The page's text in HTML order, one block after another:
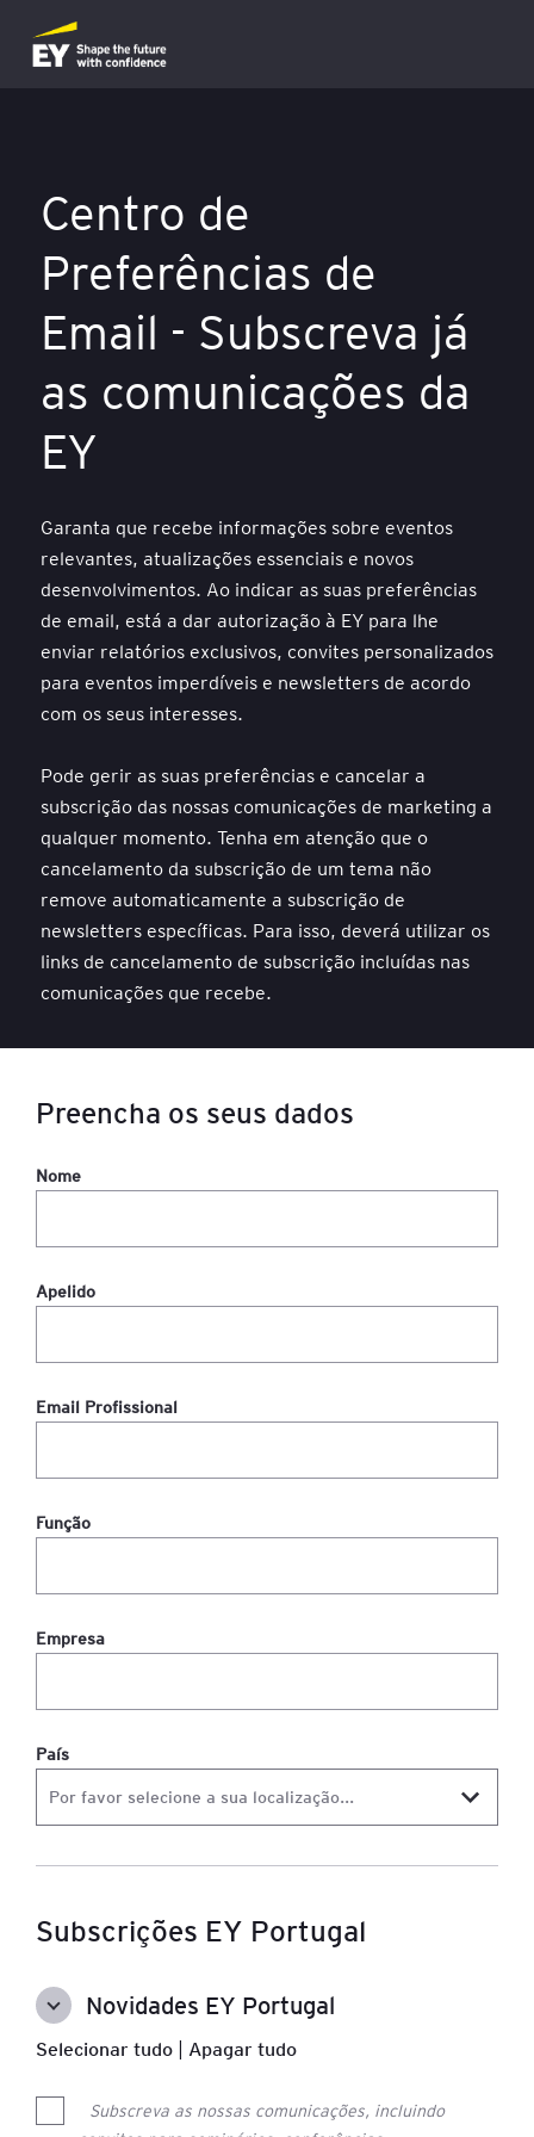
Centro de
Preferências de
Email - Subscreva já
as comunicações da
EY
Garanta que recebe informações sobre eventos
relevantes, atualizações essenciais e novos
desenvolvimentos. Ao indicar as suas preferências
de email, está a dar autorização à EY para lhe
enviar relatórios exclusivos, convites personalizados
para eventos imperdíveis e newsletters de acordo
com os seus interesses.
Pode gerir as suas preferências e cancelar a
subscrição das nossas comunicações de marketing a
qualquer momento. Tenha em atenção que o
cancelamento da subscrição de um tema não
remove automaticamente a subscrição de
newsletters específicas. Para isso, deverá utilizar os
links de cancelamento de subscrição incluídas nas
comunicações que recebe.
Preencha os seus dados
Nome
Apelido
Email Profissional
Função
Empresa
País
Subscrições EY Portugal
Novidades EY Portugal
Selecionar tudo Apagar tudo
Subscreva as nossas comunicações, incluindo